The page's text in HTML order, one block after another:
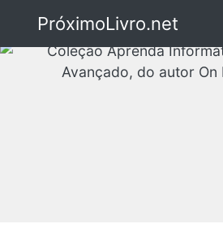
PróximoLivro.net